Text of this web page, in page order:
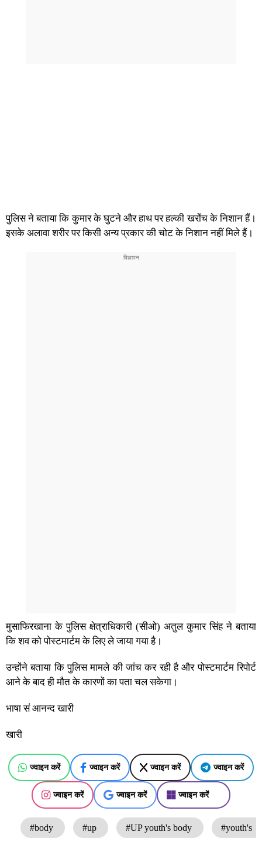
पुलिस ने बताया कि कुमार के घुटने और हाथ पर हल्की खरोंच के निशान हैं।
इसके अलावा शरीर पर किसी अन्य प्रकार की चोट के निशान नहीं मिले हैं।
मुसाफिरखाना के पुलिस क्षेत्राधिकारी (सीओ) अतुल कुमार सिंह ने बताया
कि शव को पोस्टमार्टम के लिए ले जाया गया है।
उन्होंने बताया कि पुलिस मामले की जांच कर रही है और पोस्टमार्टम रिपोर्ट
आने के बाद ही मौत के कारणों का पता चल सकेगा।
भाषा सं आनन्द खारी
खारी
ज्वाइन करें ज्वाइन करें ज्वाइन करें ज्वाइन करें
ज्वाइन करें ज्वाइन करें ज्वाइन करें
#body #up #UP youth's body #youth's